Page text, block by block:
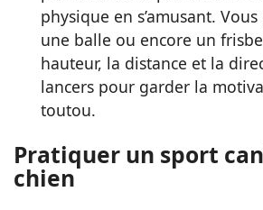
physique en s’amusant.
une balle ou encore un
hauteur, la distance et la
lancers pour garder la
toutou.
Pratiquer un sport
chien